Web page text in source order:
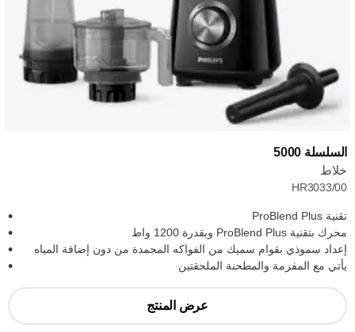
السلسلة 5000
خلاط
HR3033/00
تقنية ProBlend Plus
محرك بتقنية ProBlend Plus وبقدرة 1200 واط
إعداد سموذي بقوام سميك من الفواكه المجمدة من دون إضافة المياه
يأتي مع المفرمة والمطحنة الملحقتين
عرض المنتج